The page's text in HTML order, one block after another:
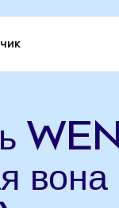
вона